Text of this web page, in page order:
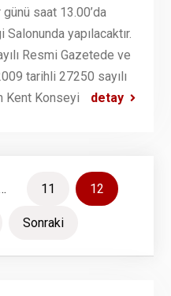
saat 13.00’da
yapılacaktır.
Resmi Gazetede ve
tarihli 27250 sayılı
Kent Konseyi
detay
11 12
Sonraki